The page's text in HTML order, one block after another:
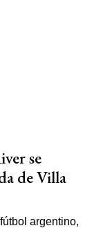
se
de Villa